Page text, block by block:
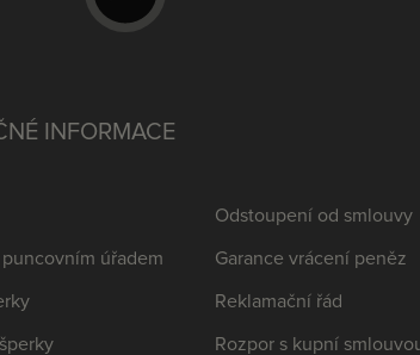
INFORMACE
puncovním úřadem
Odstoupení od smlouvy
Garance vrácení peněz
Reklamační řád
Rozpor s kupní